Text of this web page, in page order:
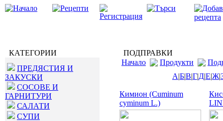
КАТЕГОРИИ
ПРЕДЯСТИЯ И
ЗАКУСКИ
СОСОВЕ И
ГАРНИТУРИ
САЛАТИ
СУПИ
ПОДПРАВКИ
Начало
Продукти
А|Б|В|Г|Д|Е|Ж|
Кимион (Cuminum
cyminum L.)